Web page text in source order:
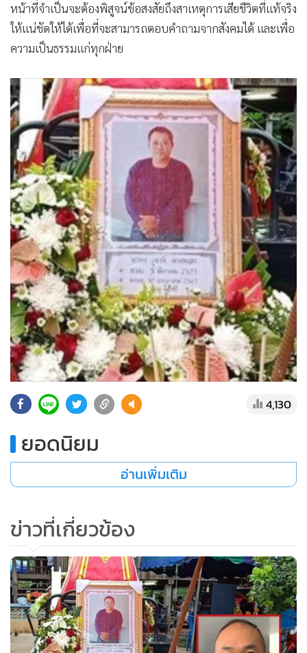
หน้าที่จำเป็นจะต้องพิสูจน์ข้อสงสัยถึงสาเหตุการเสียชีวิตที่แท้จริง
ให้แน่ชัดให้ได้เพื่อที่จะสามารถตอบคำถามจากสังคมได้ และเพื่อ
ความเป็นธรรมแก่ทุกฝ่าย
4,130
ยอดนิยม
อ่านเพิ่มเติม
ข่าวที่เกี่ยวข้อง